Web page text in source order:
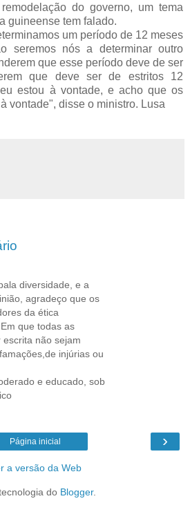
do governo, um tema
guineense tem falado.
um período de 12 meses
seremos nós a determinar outro
que esse período deve de ser
que deve ser de estritos 12
estou à vontade, e acho que os
vontade", disse o ministro. Lusa
diversidade, e a
agradeço que os
da ética
que todas as
não sejam
injúrias ou
e educado, sob
›
Página inicial
a versão da Web
do Blogger.